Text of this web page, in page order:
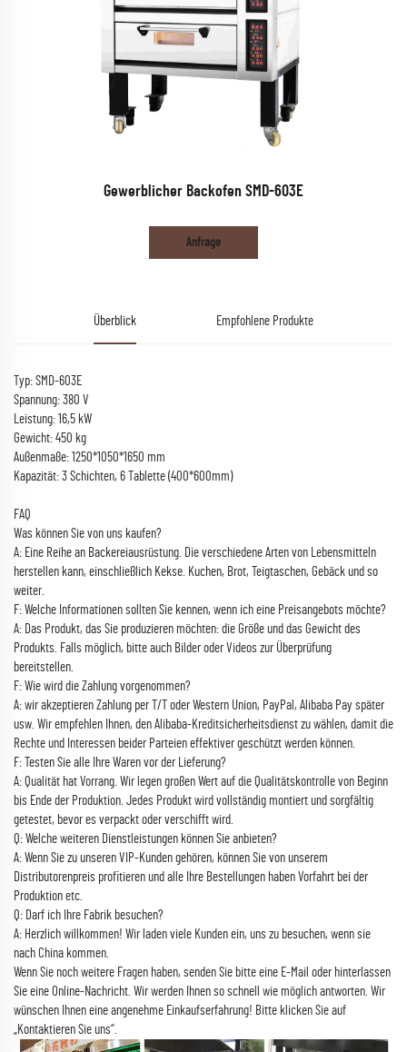
Gewerblicher Backofen SMD-603E
Anfrage
Überblick Empfohlene Produkte
Typ: SMD-603E
Spannung: 380 V
Leistung: 16,5 kW
Gewicht: 450 kg
Außenmaße: 1250*1050*1650 mm
Kapazität: 3 Schichten, 6 Tablette (400*600mm)
FAQ
Was können Sie von uns kaufen?
A: Eine Reihe an Backereiausrüstung. Die verschiedene Arten von Lebensmitteln
herstellen kann, einschließlich Kekse. Kuchen, Brot, Teigtaschen, Gebäck und so
weiter.
F: Welche Informationen sollten Sie kennen, wenn ich eine Preisangebots möchte?
A: Das Produkt, das Sie produzieren möchten: die Größe und das Gewicht des
Produkts. Falls möglich, bitte auch Bilder oder Videos zur Überprüfung
bereitstellen.
F: Wie wird die Zahlung vorgenommen?
A: wir akzeptieren Zahlung per T/T oder Western Union, PayPal, Alibaba Pay später
usw. Wir empfehlen Ihnen, den Alibaba-Kreditsicherheitsdienst zu wählen, damit die
Rechte und Interessen beider Parteien effektiver geschützt werden können.
F: Testen Sie alle Ihre Waren vor der Lieferung?
A: Qualität hat Vorrang. Wir legen großen Wert auf die Qualitätskontrolle von Beginn
bis Ende der Produktion. Jedes Produkt wird vollständig montiert und sorgfältig
getestet, bevor es verpackt oder verschifft wird.
Q: Welche weiteren Dienstleistungen können Sie anbieten?
A: Wenn Sie zu unseren VIP-Kunden gehören, können Sie von unserem
Distributorenpreis profitieren und alle Ihre Bestellungen haben Vorfahrt bei der
Produktion etc.
Q: Darf ich Ihre Fabrik besuchen?
A: Herzlich willkommen! Wir laden viele Kunden ein, uns zu besuchen, wenn sie
nach China kommen.
Wenn Sie noch weitere Fragen haben, senden Sie bitte eine E-Mail oder hinterlassen
Sie eine Online-Nachricht. Wir werden Ihnen so schnell wie möglich antworten. Wir
wünschen Ihnen eine angenehme Einkaufserfahrung! Bitte klicken Sie auf
„Kontaktieren Sie uns“.